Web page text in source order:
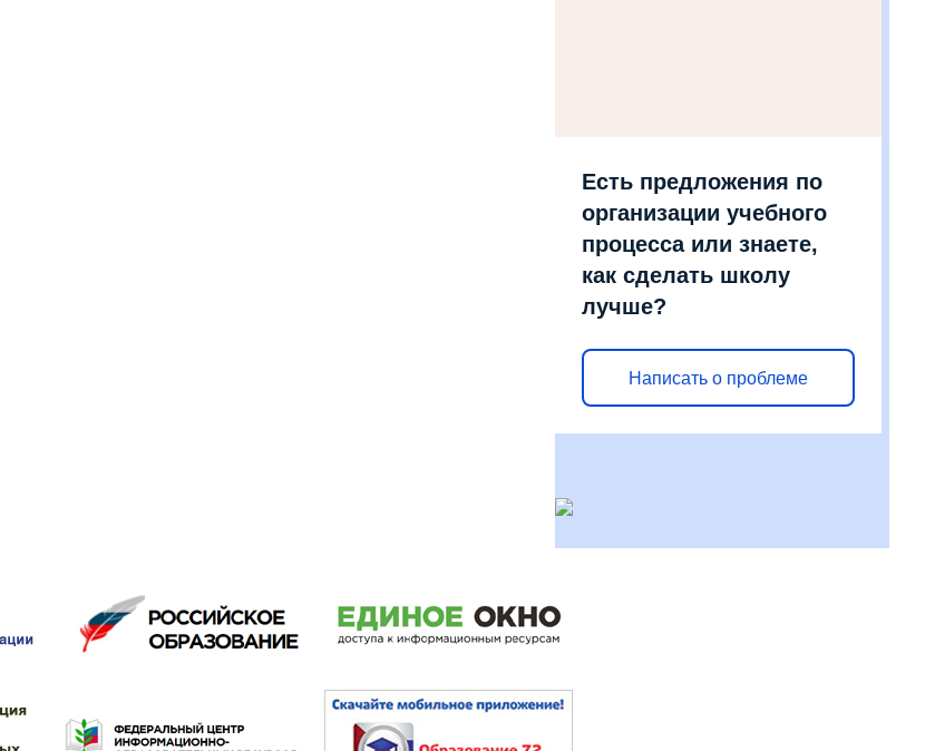
Есть предложения по
организации учебного
процесса или знаете,
как сделать школу
лучше?
Написать о проблеме